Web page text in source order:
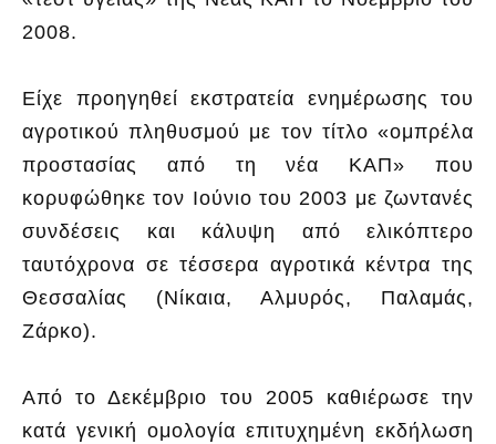
2008.
Είχε προηγηθεί εκστρατεία ενημέρωσης του
αγροτικού πληθυσμού με τον τίτλο «ομπρέλα
προστασίας από τη νέα ΚΑΠ» που
κορυφώθηκε τον Ιούνιο του 2003 με ζωντανές
συνδέσεις και κάλυψη από ελικόπτερο
ταυτόχρονα σε τέσσερα αγροτικά κέντρα της
Θεσσαλίας (Νίκαια, Αλμυρός, Παλαμάς,
Ζάρκο).
Από το Δεκέμβριο του 2005 καθιέρωσε την
κατά γενική ομολογία επιτυχημένη εκδήλωση